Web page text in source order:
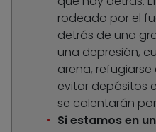
rodeado por el
detrás de una
una depresión,
arena,
evitar depósitos
se calentarán
Si estamos en